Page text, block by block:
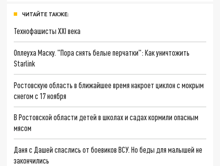
ЧИТАЙТЕ ТАКЖЕ:
Технофашисты XXI века
Оплеуха Маску. "Пора снять белые перчатки": Как уничтожить
Starlink
Ростовскую область в ближайшее время накроет циклон с мокрым
снегом с 17 ноября
В Ростовской области детей в школах и садах кормили опасным
мясом
Даня с Дашей спаслись от боевиков ВСУ. Но беды для малышей не
закончились